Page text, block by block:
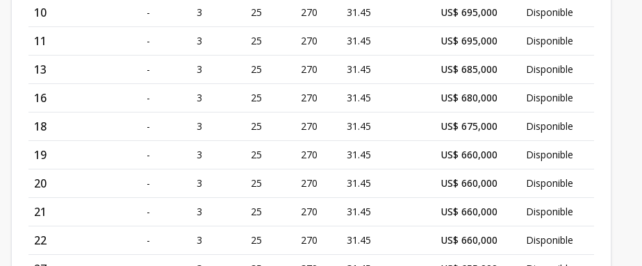
10 - 3 25 270 31.45 US$ 695,000 Disponible
11 - 3 25 270 31.45 US$ 695,000 Disponible
13 - 3 25 270 31.45 US$ 685,000 Disponible
16 - 3 25 270 31.45 US$ 680,000 Disponible
18 - 3 25 270 31.45 US$ 675,000 Disponible
19 - 3 25 270 31.45 US$ 660,000 Disponible
20 - 3 25 270 31.45 US$ 660,000 Disponible
21 - 3 25 270 31.45 US$ 660,000 Disponible
22 - 3 25 270 31.45 US$ 660,000 Disponible